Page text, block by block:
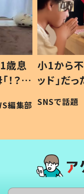
歳息
？」
編集部
小1から不
ッド」だ
作り続
#令和の子
SNSで話題